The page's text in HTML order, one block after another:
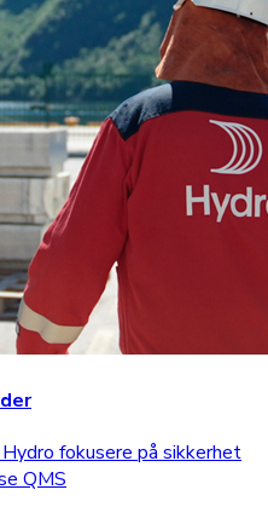
fokusere på sikkerhet
QMS